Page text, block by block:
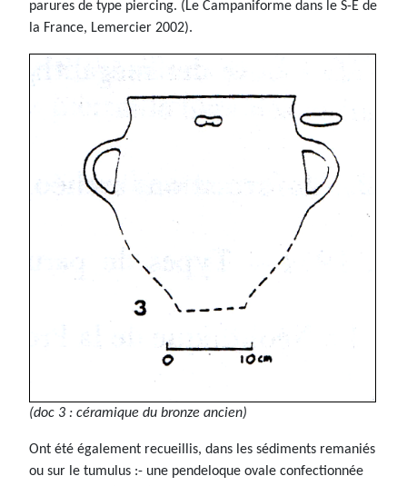
parures de type piercing. (Le Campaniforme dans le S-E de
la France, Lemercier 2002).
(doc 3 : céramique du bronze ancien)
Ont été également recueillis, dans les sédiments remaniés
ou sur le tumulus :- une pendeloque ovale confectionnée